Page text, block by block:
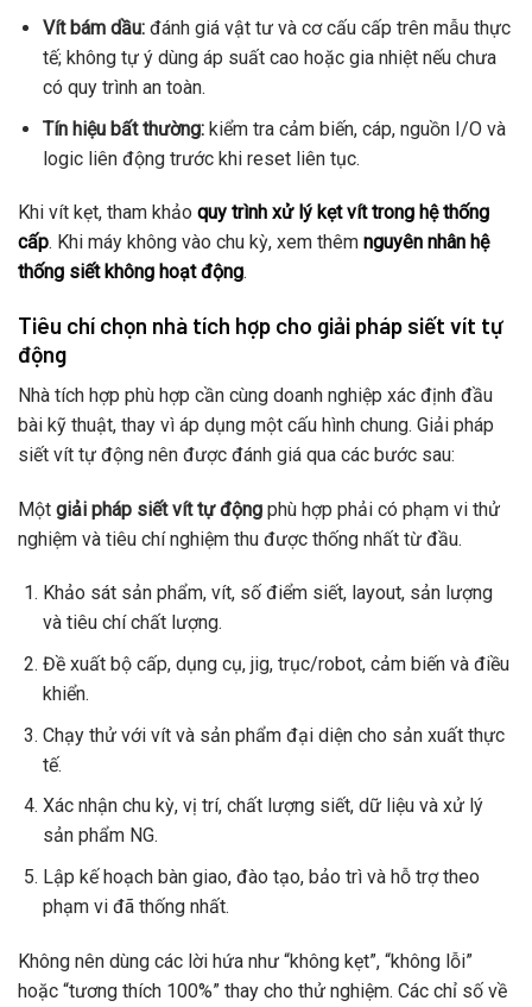
Vít bám dầu:đánh giá vật tư và cơ cấu cấp trên mẫu thực
tế; không tự ý dùng áp suất cao hoặc gia nhiệt nếu chưa
có quy trình an toàn.
Tín hiệu bất thường:kiểm tra cảm biến, cáp, nguồn I/O và
logic liên động trước khi reset liên tục.
Khi vít kẹt, tham khảo quy trình xử lý kẹt vít trong hệ thống
cấp. Khi máy không vào chu kỳ, xem thêm nguyên nhân hệ
thống siết không hoạt động.
Tiêu chí chọn nhà tích hợp cho giải pháp siết vít tự
động
Nhà tích hợp phù hợp cần cùng doanh nghiệp xác định đầu
bài kỹ thuật, thay vì áp dụng một cấu hình chung. Giải pháp
siết vít tự động nên được đánh giá qua các bước sau:
Một giải pháp siết vít tự động phù hợp phải có phạm vi thử
nghiệm và tiêu chí nghiệm thu được thống nhất từ đầu.
Khảo sát sản phẩm, vít, số điểm siết, layout, sản lượng
và tiêu chí chất lượng.
Đề xuất bộ cấp, dụng cụ, jig, trục/robot, cảm biến và điều
khiển.
Chạy thử với vít và sản phẩm đại diện cho sản xuất thực
tế.
Xác nhận chu kỳ, vị trí, chất lượng siết, dữ liệu và xử lý
sản phẩm NG.
Lập kế hoạch bàn giao, đào tạo, bảo trì và hỗ trợ theo
phạm vi đã thống nhất.
Không nên dùng các lời hứa như “không kẹt”, “không lỗi”
hoặc “tương thích 100%” thay cho thử nghiệm. Các chỉ số về